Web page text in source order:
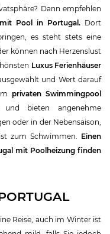
Dann empfehlen
Pool in Portugal.Dort
es steht stets eine
können nach Herzenslust
Luxus Ferienhäuser
und Wert darauf
privaten Swimmingpool
bieten angenehme
oder in der Nebensaison,
zum Schwimmen. Einen
mit Poolheizung finden
Reise, auch im Winter ist